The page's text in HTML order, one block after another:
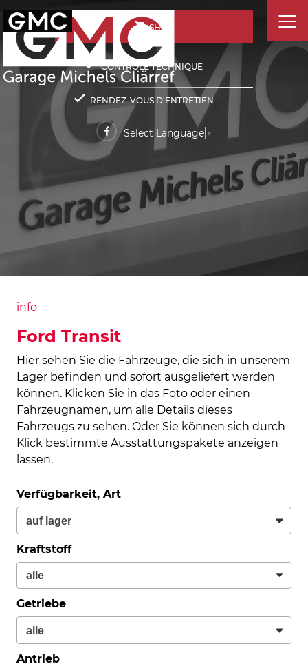
SHOP
CONTRÔLE TECHNIQUE
RENDEZ-VOUS D'ENTRETIEN
Select Language ▼
info
Ford Transit
Hier sehen Sie die Fahrzeuge, die sich in unserem
Lager befinden und sofort ausgeliefert werden
können. Klicken Sie in das Foto oder einen
Fahrzeugnamen, um alle Details dieses
Fahrzeugs zu sehen. Oder Sie können sich durch
Klick bestimmte Ausstattungspakete anzeigen
lassen.
Verfügbarkeit, Art
Kraftstoff
Getriebe
Antrieb